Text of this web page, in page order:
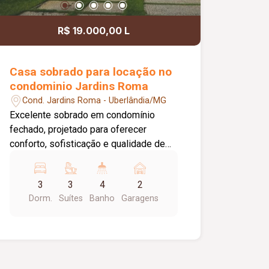
decorados, muito bem planejados e
acomoda 3 carros cobertos e mais 3
ELÉTRICO Todos os ambientes com ar
condicionado. Estuda a venda com
todos os móveis. Conheça e se
encante!
R$ 19.000,00 L
Casa sobrado para locação no
condominio Jardins Roma
Cond. Jardins Roma - Uberlândia/MG
Excelente sobrado em condomínio
fechado, projetado para oferecer
conforto, sofisticação e qualidade de
ambientes amplos e muito bem
distribuídos, o imóvel reúne
funcionalidade e elegância em cada
3
Dorm.
3
Suítes
4
Banho
2
Garagens